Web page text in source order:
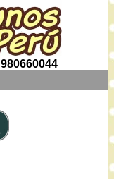
980660044